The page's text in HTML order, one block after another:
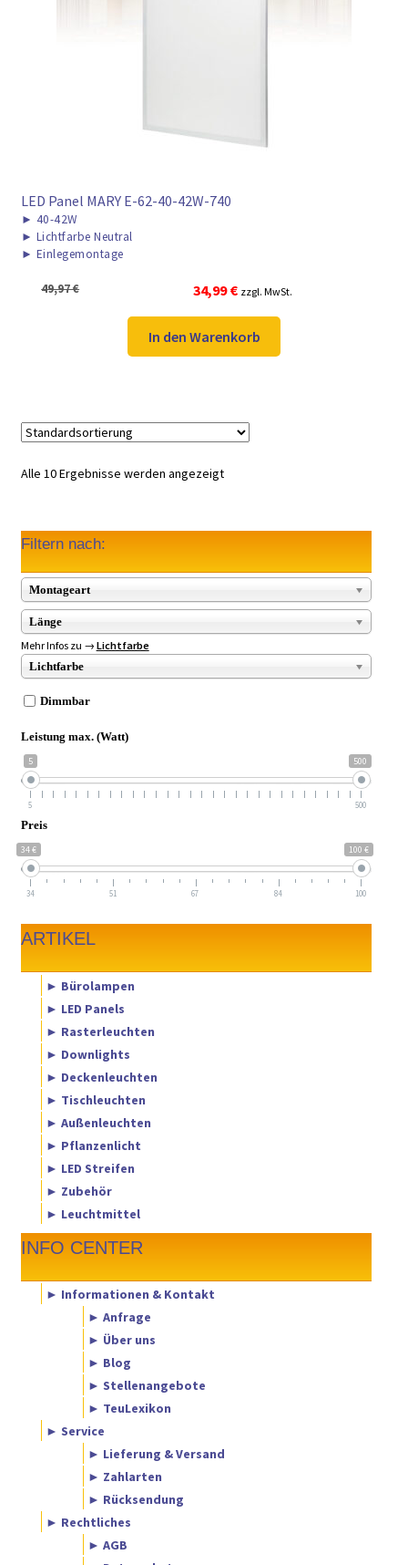
LED Panel MARY E-62-40-42W-740
► 40-42W
► Lichtfarbe Neutral
► Einlegemontage
49,97€
Ursprünglicher
war:
49,97 €
34,99€Aktueller
ist:
34,99 €.
zzgl. MwSt.
In den Warenkorb
Alle 10 Ergebnisse werden angezeigt
Filtern nach:
Montageart
Länge
Mehr Infos zu → Lichtfarbe
Lichtfarbe
Dimmbar
Leistung max. (Watt)
5 500
5 500
Preis
34 € 100 €
34 51 67 84 100
ARTIKEL
► Bürolampen
► LED Panels
► Rasterleuchten
► Downlights
► Deckenleuchten
► Tischleuchten
► Außenleuchten
► Pflanzenlicht
► LED Streifen
► Zubehör
► Leuchtmittel
INFO CENTER
► Informationen & Kontakt
► Anfrage
► Über uns
► Blog
► Stellenangebote
► TeuLexikon
► Service
► Lieferung & Versand
► Zahlarten
► Rücksendung
► Rechtliches
► AGB